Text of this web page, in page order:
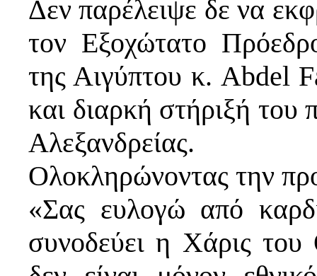
Δεν παρέλειψε δε να
τον Εξοχώτατο
της Αιγύπτου κ. Abdel
και διαρκή στήριξή του
Αλεξανδρείας.
Ολοκληρώνοντας την
«Σας ευλογώ από
συνοδεύει η Χάρις